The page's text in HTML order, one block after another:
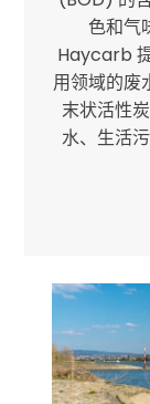
色和气
Haycarb
用领域的废
末状活性
水、生活